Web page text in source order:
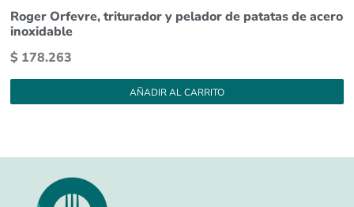
Roger Orfevre, triturador y pelador de patatas de acero
inoxidable
$ 178.263
AÑADIR AL CARRITO